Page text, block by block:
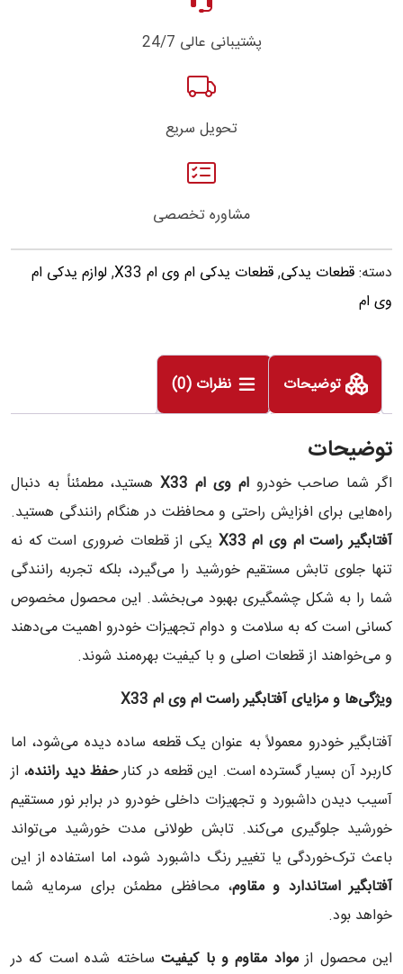
پشتیبانی عالی 24/7
تحویل سریع
مشاوره تخصصی
دسته:قطعات یدکی,قطعات یدکی ام وی ام X33 ,لوازم یدکی ام
وی ام
توضیحات نظرات (0)
توضیحات
اگر شما صاحب خودروام وی امX33
هستید، مطمئناً به دنبال
راه‌هایی برای افزایش راحتی و محافظت در هنگام رانندگی هستید.
آفتابگیر راست ام وی امX33
یکی از قطعات ضروری است که نه
تنها جلوی تابش مستقیم خورشید را می‌گیرد، بلکه تجربه رانندگی
شما را به شکل چشمگیری بهبود می‌بخشد. این محصول مخصوص
کسانی است که به سلامت و دوام تجهیزات خودرو اهمیت می‌دهند
و می‌خواهند از قطعات اصلی و با کیفیت بهره‌مند شوند.
ویژگی‌ها و مزایای آفتابگیر راست ام وی ام
آفتابگیر خودرو معمولاً به عنوان یک قطعه ساده دیده می‌شود، اما
کاربرد آن بسیار گسترده است. این قطعه در کنارحفظ دید راننده، از
آسیب دیدن داشبورد و تجهیزات داخلی خودرو در برابر نور مستقیم
خورشید جلوگیری می‌کند. تابش طولانی مدت خورشید می‌تواند
باعث ترک‌خوردگی یا تغییر رنگ داشبورد شود، اما استفاده از این
آفتابگیر استاندارد و مقاوم، محافظی مطمئن برای سرمایه شما
خواهد بود.
این محصول ازمواد مقاوم و با کیفیتساخته شده است که در